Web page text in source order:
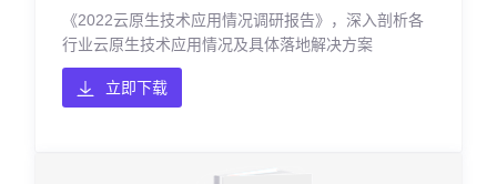
《2022云原生技术应用情况调研报告》，深入剖析各
行业云原生技术应用情况及具体落地解决方案
立即下载